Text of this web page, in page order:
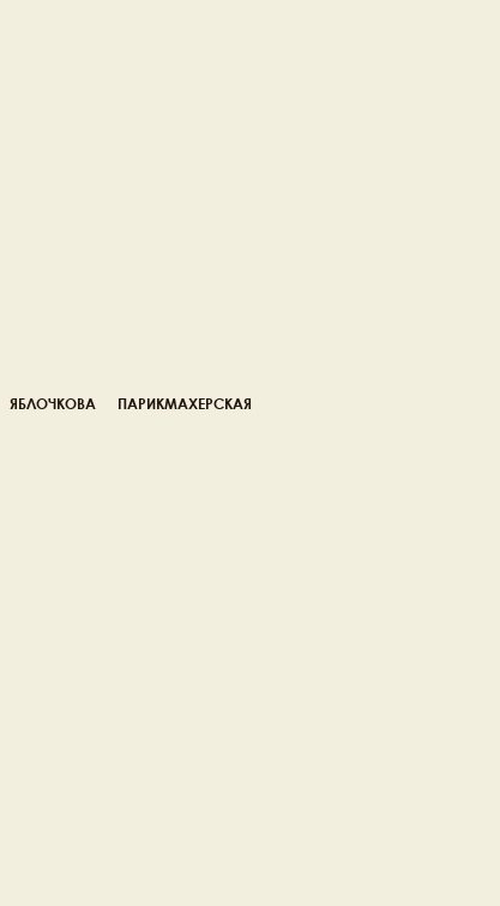
ЯБЛОЧКОВА ПАРИКМАХЕРСКАЯ